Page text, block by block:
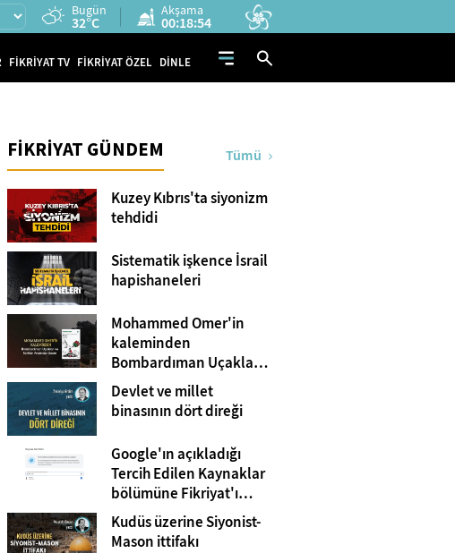
Bugün
32°C
Akşama
00:18:53
FİKRİYAT TV FİKRİYAT ÖZEL DİNLE
FİKRİYAT GÜNDEM Tümü
Kuzey Kıbrıs'ta siyonizm
tehdidi
Sistematik işkence İsrail
hapishaneleri
Mohammed Omer'in
kaleminden
Bombardıman Uçakları
ve Tanklar Arasında
Gazze
Devlet ve millet
binasının dört direği
Google'ın açıkladığı
Tercih Edilen Kaynaklar
bölümüne Fikriyat'ı
eklemeyi unutmayın!
Kudüs üzerine Siyonist-
Mason ittifakı